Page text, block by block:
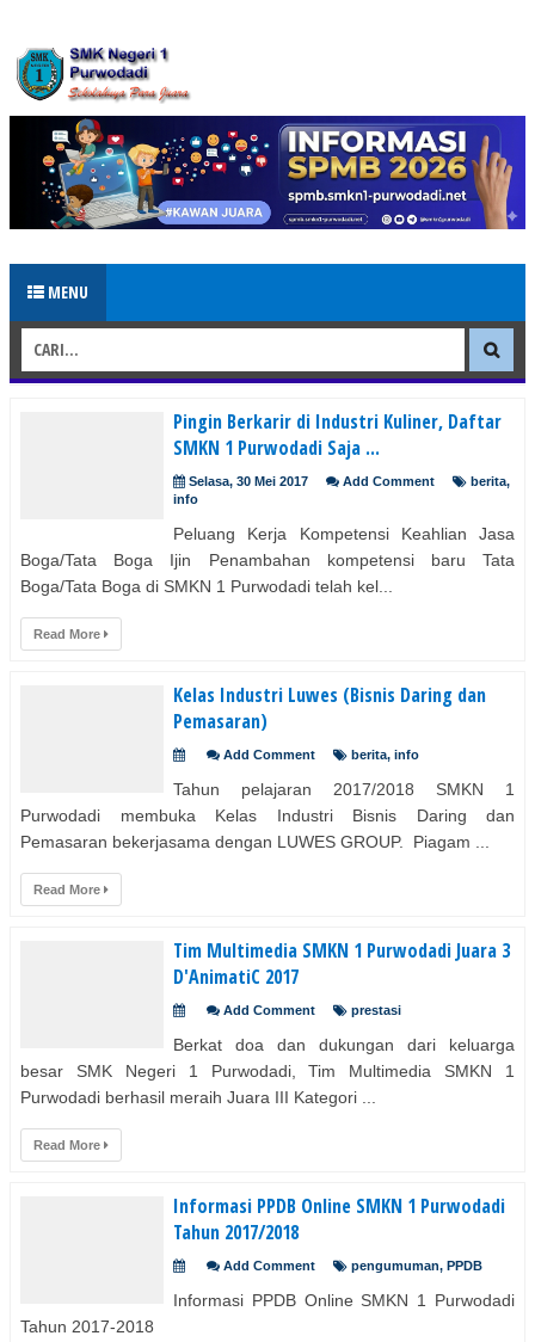
MENU
Pingin Berkarir di Industri Kuliner, Daftar
SMKN 1 Purwodadi Saja ...
Selasa, 30 Mei 2017 Add Comment berita,
info
Peluang Kerja Kompetensi Keahlian Jasa
Boga/Tata Boga Ijin Penambahan kompetensi baru Tata
Boga/Tata Boga di SMKN 1 Purwodadi telah kel...
Read More
Kelas Industri Luwes (Bisnis Daring dan
Pemasaran)
Add Comment berita, info
Tahun pelajaran 2017/2018 SMKN 1
Purwodadi membuka Kelas Industri Bisnis Daring dan
Pemasaran bekerjasama dengan LUWES GROUP. Piagam ...
Read More
Tim Multimedia SMKN 1 Purwodadi Juara 3
D'AnimatiC 2017
Add Comment prestasi
Berkat doa dan dukungan dari keluarga
besar SMK Negeri 1 Purwodadi, Tim Multimedia SMKN 1
Purwodadi berhasil meraih Juara III Kategori ...
Read More
Informasi PPDB Online SMKN 1 Purwodadi
Tahun 2017/2018
Add Comment pengumuman, PPDB
Informasi PPDB Online SMKN 1 Purwodadi
Tahun 2017-2018